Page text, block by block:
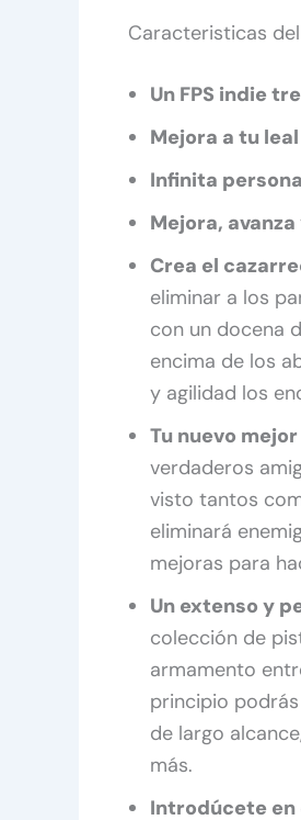
Caracteristicas
Un FPS indie
Mejora a tu
Infinita
Mejora,
Crea el
eliminar a los
con un docena
encima de los
y agilidad los
Tu nuevo
verdaderos
visto tantos
eliminará
mejoras para
Un extenso y
colección de
armamento
principio
de largo
más.
Introdúcete en